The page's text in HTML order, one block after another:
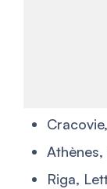
Riga,